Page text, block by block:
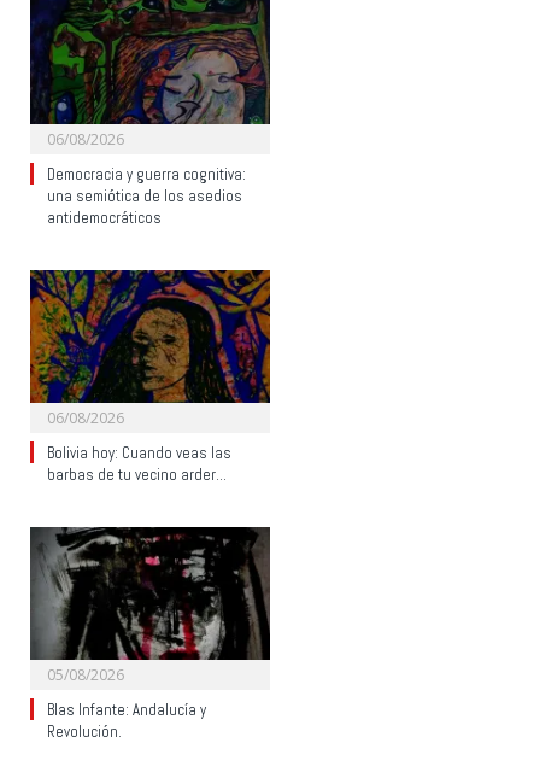
06/08/2026
Democracia y guerra cognitiva:
una semiótica de los asedios
antidemocráticos
06/08/2026
Bolivia hoy: Cuando veas las
barbas de tu vecino arder…
05/08/2026
Blas Infante: Andalucía y
Revolución.